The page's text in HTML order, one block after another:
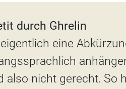
durch Ghrelin
eine
also nicht gerecht. So